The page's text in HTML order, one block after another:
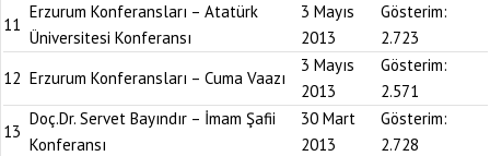
11
Erzurum Konferansları – Atatürk
Üniversitesi Konferansı
3 Mayıs
2013
Gösterim:
2.723
12 Erzurum Konferansları – Cuma Vaazı
3 Mayıs
2013
Gösterim:
2.571
13
Doç.Dr. Servet Bayındır – İmam Şafii
Konferansı
30 Mart
2013
Gösterim:
2.728